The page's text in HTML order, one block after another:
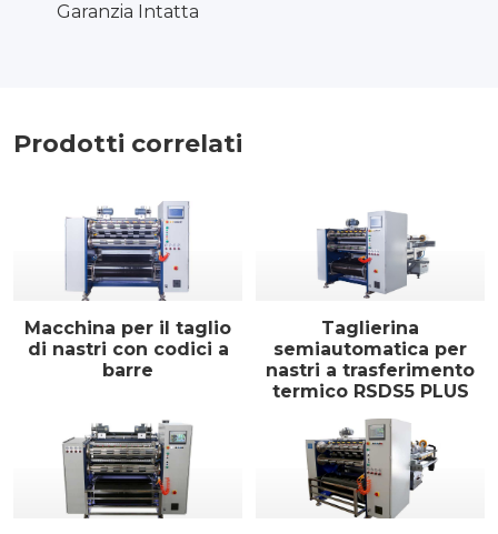
Garanzia Intatta
Prodotti correlati
Macchina per il taglio
di nastri con codici a
barre
Taglierina
semiautomatica per
nastri a trasferimento
termico RSDS5 PLUS